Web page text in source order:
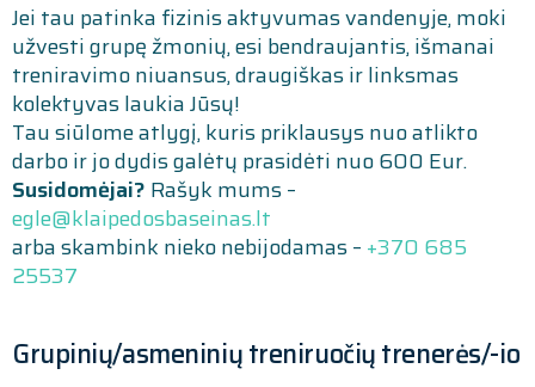
Jei tau patinka fizinis aktyvumas vandenyje, moki
užvesti grupę žmonių, esi bendraujantis, išmanai
treniravimo niuansus, draugiškas ir linksmas
kolektyvas laukia Jūsų!
Tau siūlome atlygį, kuris priklausys nuo atlikto
darbo ir jo dydis galėtų prasidėti nuo 600 Eur.
Susidomėjai? Rašyk mums –
egle@klaipedosbaseinas.lt
arba skambink nieko nebijodamas – +370 685
25537
Grupinių/asmeninių treniruočių trenerės/-io